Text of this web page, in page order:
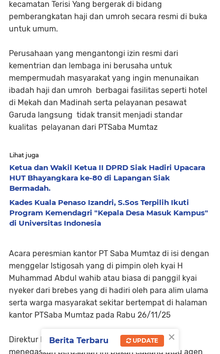
kecamatan Terisi Yang bergerak di bidang
pemberangkatan haji dan umroh secara resmi di buka
untuk umum.
Perusahaan yang mengantongi izin resmi dari
kementrian dan lembaga ini berusaha untuk
mempermudah masyarakat yang ingin menunaikan
ibadah haji dan umroh berbagai fasilitas seperti hotel
di Mekah dan Madinah serta pelayanan pesawat
Garuda langsung tidak transit menjadi standar
kualitas pelayanan dari PTSaba Mumtaz
Lihat juga
Ketua dan Wakil Ketua II DPRD Siak Hadiri Upacara
HUT Bhayangkara ke-80 di Lapangan Siak
Bermadah.
Kades Kuala Penaso Izandri, S.Sos Terpilih Ikuti
Program Kemendagri "Kepala Desa Masuk Kampus"
di Universitas Indonesia
Acara peresmian kantor PT Saba Mumtaz di isi dengan
menggelar Istigosah yang di pimpin oleh kyai H
Muhammad Abdul wahib atau biasa di panggil kyai
nyeker dari brebes yang di hadiri oleh para alim ulama
serta warga masyarakat sekitar bertempat di halaman
kantor PTSaba Mumtaz pada Rabu 26/11/25
Direktur PT Saba Mumaz ustd Rohmatulloh
menegaskan perusahan ini bukan cabang atau agen
×
Berita Terbaru UPDATE